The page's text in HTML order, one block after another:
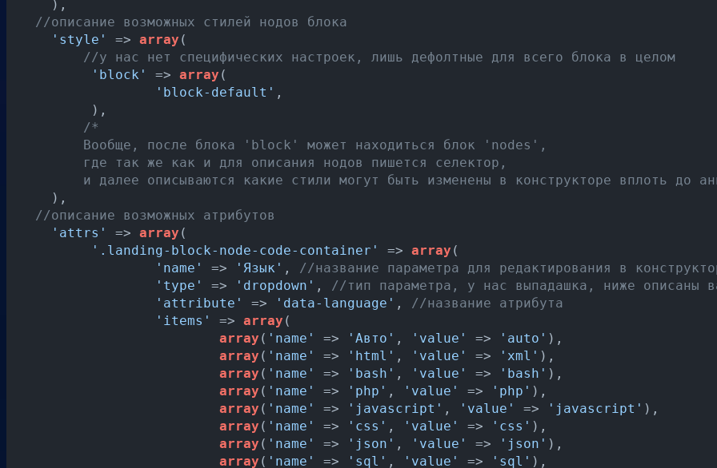
    ),
//описание возможных стилей нодов блока
'style'
=> array (
//у нас нет специфических настроек, лишь дефолтные для всего блока в целом
'block'
=> array (
'block-default' ,
/*
и далее описываются какие стили могут быть изменены в конструкторе вплоть до
    ),
//описание возможных атрибутов
'attrs'
=> array (
'.landing-block-node-code-container'
=> array (
'name'
=> 'Язык' , //название параметра для редактирования в
'type'
=> 'dropdown' , //тип параметра, у нас выпадашка, ниже описаны
'attribute'
=> 'data-language' , //название атрибута
'items'
=> array (
array ( 'name' => 'Авто' , 'value' => 'auto' ),
array ( 'name' => 'html' , 'value' => 'xml' ),
array ( 'name' => 'bash' , 'value' => 'bash' ),
array ( 'name' => 'php' , 'value' => 'php' ),
array ( 'name' => 'javascript' , 'value' => 'javascript' ),
array ( 'name' => 'css' , 'value' => 'css' ),
array ( 'name' => 'json' , 'value' => 'json' ),
array ( 'name' => 'sql' , 'value' => 'sql' ),